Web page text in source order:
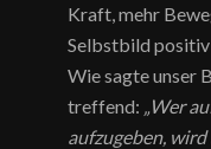
Kraft, mehr
Selbstbild positiv
Wie sagte unser
treffend:
„Wer
aufzugeben,